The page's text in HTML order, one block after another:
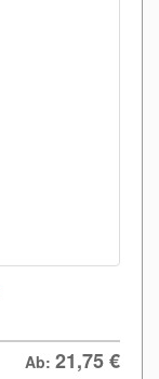
Ab: 21,75€